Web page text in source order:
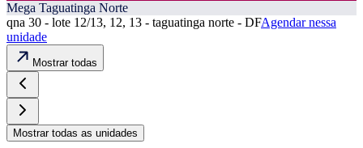
Mega Taguatinga Norte
qna 30 - lote 12/13, 12, 13 - taguatinga norte - DFAgendar nessa
unidade
Mostrar todas
Mostrar todas as unidades